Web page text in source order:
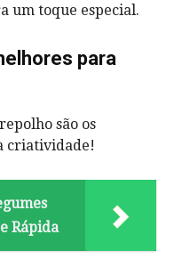
um toque especial.
para
são os
criatividade!
Rápida